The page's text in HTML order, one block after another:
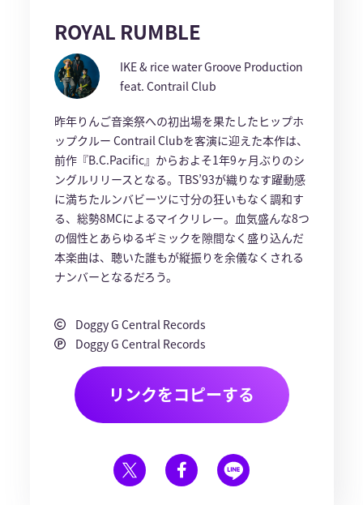
ROYAL RUMBLE
IKE & rice water Groove Production
feat. Contrail Club
昨年りんご音楽祭への初出場を果たしたヒップホ
ップクルー Contrail Clubを客演に迎えた本作は、
前作『B.C.Pacific』からおよそ1年9ヶ月ぶりのシ
ングルリリースとなる。TBS’93が織りなす躍動感
に満ちたルンバビーツに寸分の狂いもなく調和す
る、総勢8MCによるマイクリレー。血気盛んな8つ
の個性とあらゆるギミックを隙間なく盛り込んだ
本楽曲は、聴いた誰もが縦振りを余儀なくされる
ナンバーとなるだろう。
Doggy G Central Records
Doggy G Central Records
リンクをコピーする